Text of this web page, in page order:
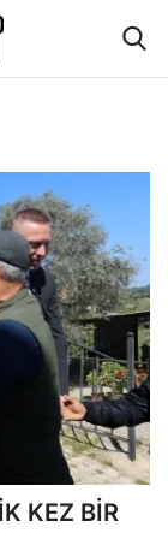
KEZ BİR